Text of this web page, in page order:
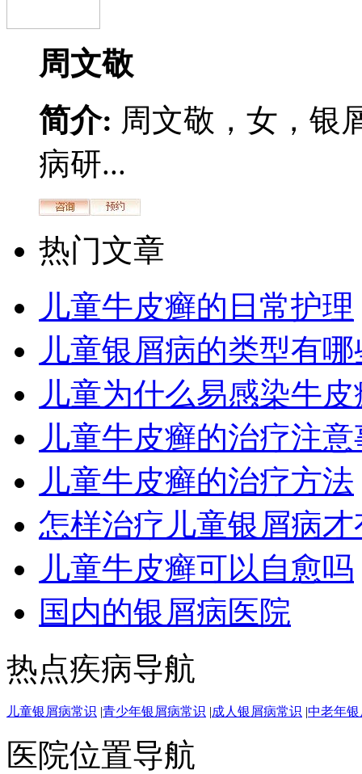
周文敬
简介: 周文敬，女，银
病研...
热门文章
儿童牛皮癣的日常护理
儿童银屑病的类型有
儿童为什么易感染牛皮
儿童牛皮癣的治疗注
儿童牛皮癣的治疗方法
怎样治疗儿童银屑病才
儿童牛皮癣可以自愈吗
国内的银屑病医院
热点疾病导航
儿童银屑病常识 |青少年银屑病常识 |成人银屑病常识 |中老年
医院位置导航